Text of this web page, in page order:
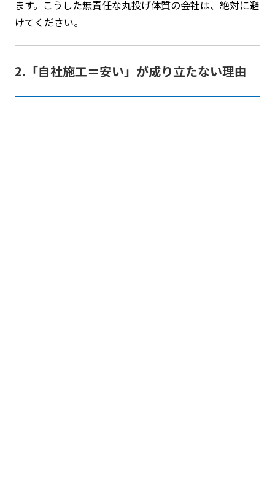
ます。こうした無責任な丸投げ体質の会社は、絶対に避
けてください。
2.「自社施工＝安い」が成り立たない理由